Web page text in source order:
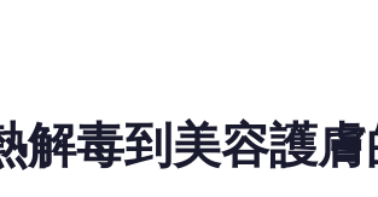
解毒到美容護